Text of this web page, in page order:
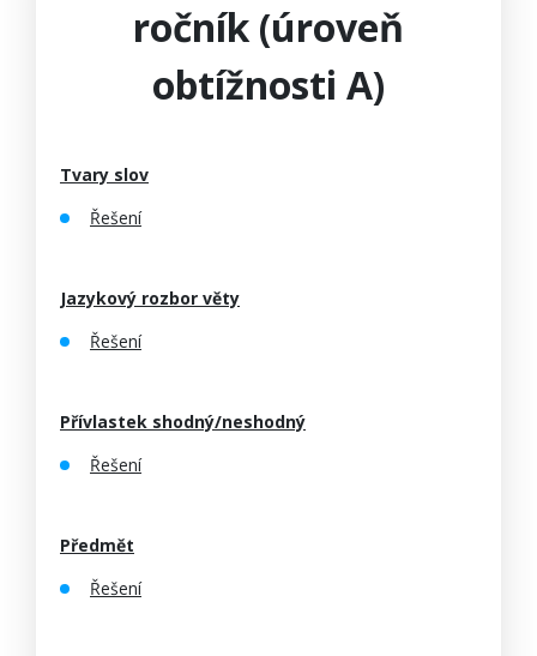
ročník (úroveň
obtížnosti A)
Tvary slov
Řešení
Jazykový rozbor věty
Řešení
Přívlastek shodný/neshodný
Řešení
Předmět
Řešení